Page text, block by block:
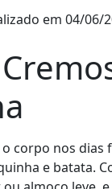
em 04/06/
corpo nos dias
e batata.